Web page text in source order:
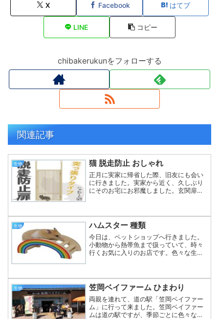
X Facebook はてブ
LINE コピー
chibakerukunをフォローする
関連記事
生物 猫 脱走防止 おしゃれ
正月に実家に帰省した際、旧友にも会い
に行きました。実家から近く、久しぶり
にそのお宅にお邪魔しました。玄関扉を
ったのはこれでした。ね...
生物 ハムスター 種類
今日は、ペットショップへ行きました。
小動物から熱帯魚まで扱っていて、時々
行くお気に入りのお店です。色々な生き
るんですね。以前飼っていた...
生物 笠岡ベイファーム ひまわり
両親を連れて、道の駅「笠岡ベイファー
ム」に行って来ました。笠岡ベイファー
ムは道の駅ですが、季節ごとに色々な花